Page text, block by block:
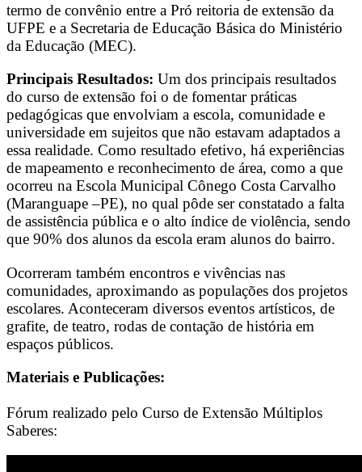
termo de convênio entre a Pró reitoria de extensão da
UFPE e a Secretaria de Educação Básica do Ministério
da Educação (MEC).
Principais Resultados: Um dos principais resultados
do curso de extensão foi o de fomentar práticas
pedagógicas que envolviam a escola, comunidade e
universidade em sujeitos que não estavam adaptados a
essa realidade. Como resultado efetivo, há experiências
de mapeamento e reconhecimento de área, como a que
ocorreu na Escola Municipal Cônego Costa Carvalho
(Maranguape –PE), no qual pôde ser constatado a falta
de assistência pública e o alto índice de violência, sendo
que 90% dos alunos da escola eram alunos do bairro.
Ocorreram também encontros e vivências nas
comunidades, aproximando as populações dos projetos
escolares. Aconteceram diversos eventos artísticos, de
grafite, de teatro, rodas de contação de história em
espaços públicos.
Materiais e Publicações:
Fórum realizado pelo Curso de Extensão Múltiplos
Saberes: